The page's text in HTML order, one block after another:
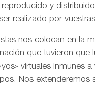
y
realizado por
nos colocan en la
que tuvieron
virtuales inmunes
Nos extenderemos